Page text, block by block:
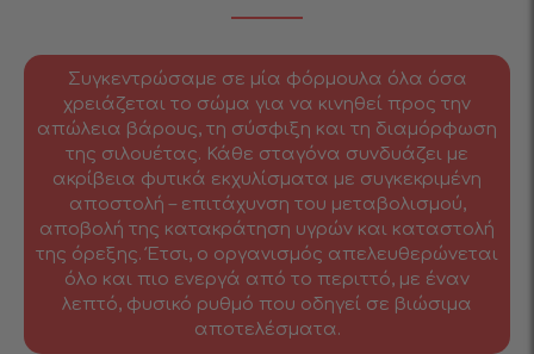
Συγκεντρώσαμε σε μία φόρμουλα όλα όσα
χρειάζεται το σώμα για να κινηθεί προς την
απώλεια βάρους, τη σύσφιξη και τη διαμόρφωση
της σιλουέτας. Κάθε σταγόνα συνδυάζει με
ακρίβεια φυτικά εκχυλίσματα με συγκεκριμένη
αποστολή – επιτάχυνση του μεταβολισμού,
αποβολή της κατακράτηση υγρών και καταστολή
της όρεξης. Έτσι, ο οργανισμός απελευθερώνεται
όλο και πιο ενεργά από το περιττό, με έναν
λεπτό, φυσικό ρυθμό που οδηγεί σε βιώσιμα
αποτελέσματα.